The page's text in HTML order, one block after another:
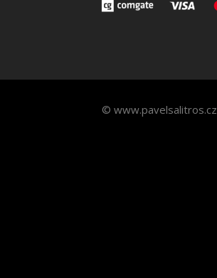
© www.pavelsalitros.cz